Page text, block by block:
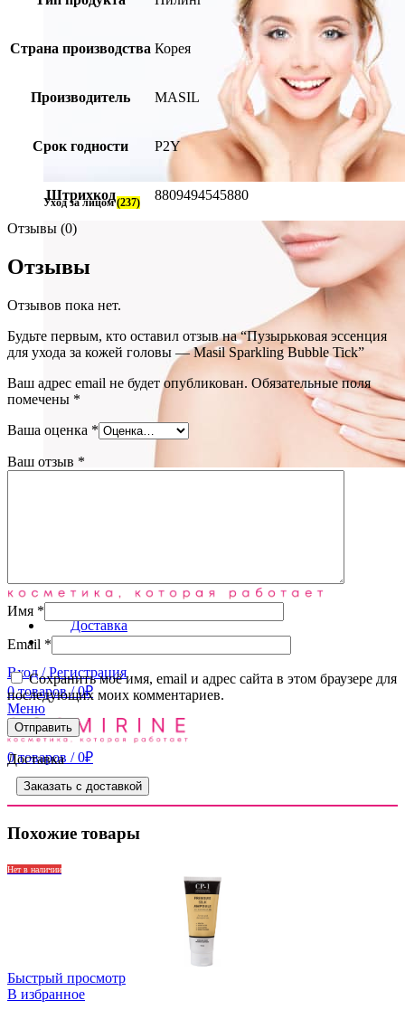
Уход за лицом(237)
Доставка
Контакты
Вход / Регистрация
0товаров / 0₽
Меню
0товаров / 0₽
Страна производства Корея
Производитель MASIL
Срок годности P2Y
Штрихкод 8809494545880
Отзывы (0)
Отзывы
Отзывов пока нет.
Будьте первым, кто оставил отзыв на “Пузырьковая эссенция
для ухода за кожей головы — Masil Sparkling Bubble Tick”
Ваш адрес email не будет опубликован. Обязательные поля
помечены *
Ваша оценка *
Ваш отзыв *
Имя *
Email *
Сохранить моё имя, email и адрес сайта в этом браузере для
последующих моих комментариев.
Доставка
Заказать с доставкой
Похожие товары
Нет в наличии
Быстрый просмотр
В избранное